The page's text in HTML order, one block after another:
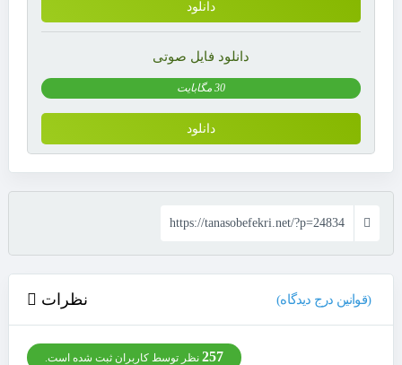
دانلود
دانلود فایل صوتی
30 مگابایت
دانلود
https://tanasobefekri.net/?p=24834
نظرات (قوانین درج دیدگاه)
257 نظر توسط کاربران ثبت شده است.